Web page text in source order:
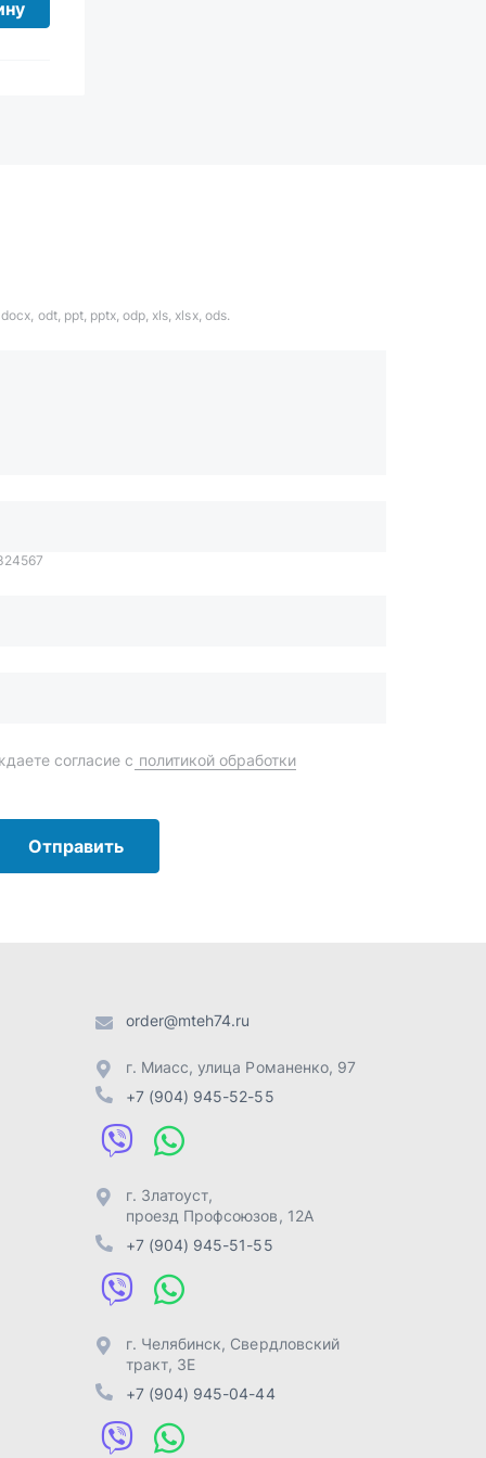
odt, ppt, pptx, odp, xls, xlsx, ods.
Отправить
+7 (904) 945-52-55
г. Челябинск,Свердловский
тракт, 3Е
Отправить заявку
Разработка -